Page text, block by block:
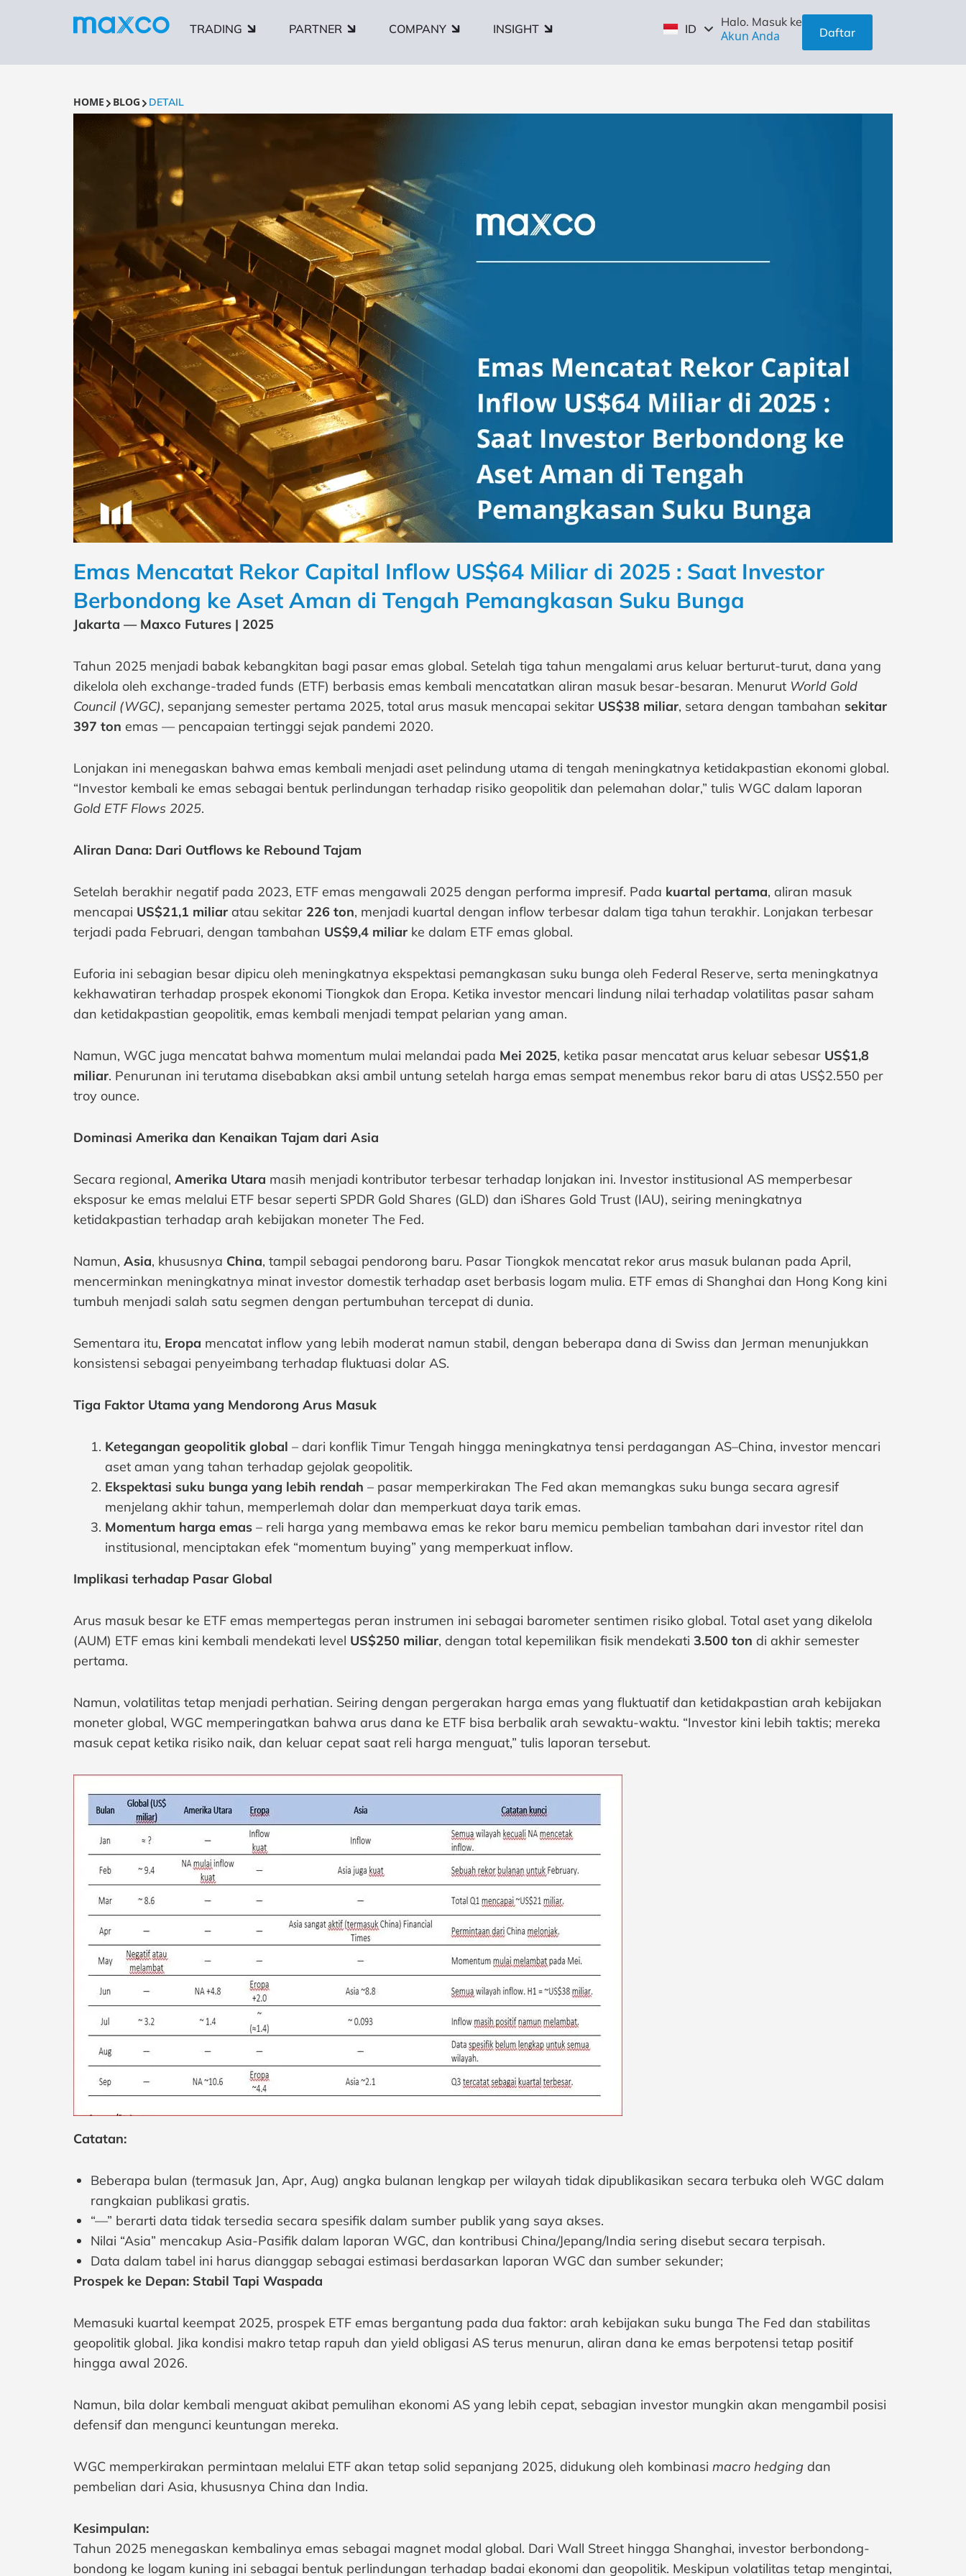
TRADING PARTNER COMPANY INSIGHT ID
ZH
Halo. Masuk ke
Akun Anda Daftar
HOME BLOG DETAIL
Emas Mencatat Rekor Capital Inflow US$64 Miliar di 2025 : Saat Investor
Berbondong ke Aset Aman di Tengah Pemangkasan Suku Bunga
Jakarta — Maxco Futures | 2025
Tahun 2025 menjadi babak kebangkitan bagi pasar emas global. Setelah tiga tahun mengalami arus keluar berturut-turut, dana yang
dikelola oleh exchange-traded funds (ETF) berbasis emas kembali mencatatkan aliran masuk besar-besaran. Menurut World Gold
Council (WGC), sepanjang semester pertama 2025, total arus masuk mencapai sekitar US$38 miliar, setara dengan tambahan sekitar
397 ton emas — pencapaian tertinggi sejak pandemi 2020.
Lonjakan ini menegaskan bahwa emas kembali menjadi aset pelindung utama di tengah meningkatnya ketidakpastian ekonomi global.
“Investor kembali ke emas sebagai bentuk perlindungan terhadap risiko geopolitik dan pelemahan dolar,” tulis WGC dalam laporan
Gold ETF Flows 2025.
Aliran Dana: Dari Outflows ke Rebound Tajam
Setelah berakhir negatif pada 2023, ETF emas mengawali 2025 dengan performa impresif. Pada kuartal pertama, aliran masuk
mencapai US$21,1 miliar atau sekitar 226 ton, menjadi kuartal dengan inflow terbesar dalam tiga tahun terakhir. Lonjakan terbesar
terjadi pada Februari, dengan tambahan US$9,4 miliar ke dalam ETF emas global.
Euforia ini sebagian besar dipicu oleh meningkatnya ekspektasi pemangkasan suku bunga oleh Federal Reserve, serta meningkatnya
kekhawatiran terhadap prospek ekonomi Tiongkok dan Eropa. Ketika investor mencari lindung nilai terhadap volatilitas pasar saham
dan ketidakpastian geopolitik, emas kembali menjadi tempat pelarian yang aman.
Namun, WGC juga mencatat bahwa momentum mulai melandai pada Mei 2025, ketika pasar mencatat arus keluar sebesar US$1,8
miliar. Penurunan ini terutama disebabkan aksi ambil untung setelah harga emas sempat menembus rekor baru di atas US$2.550 per
troy ounce.
Dominasi Amerika dan Kenaikan Tajam dari Asia
Secara regional, Amerika Utara masih menjadi kontributor terbesar terhadap lonjakan ini. Investor institusional AS memperbesar
eksposur ke emas melalui ETF besar seperti SPDR Gold Shares (GLD) dan iShares Gold Trust (IAU), seiring meningkatnya
ketidakpastian terhadap arah kebijakan moneter The Fed.
Namun, Asia, khususnya China, tampil sebagai pendorong baru. Pasar Tiongkok mencatat rekor arus masuk bulanan pada April,
mencerminkan meningkatnya minat investor domestik terhadap aset berbasis logam mulia. ETF emas di Shanghai dan Hong Kong kini
tumbuh menjadi salah satu segmen dengan pertumbuhan tercepat di dunia.
Sementara itu, Eropa mencatat inflow yang lebih moderat namun stabil, dengan beberapa dana di Swiss dan Jerman menunjukkan
konsistensi sebagai penyeimbang terhadap fluktuasi dolar AS.
Tiga Faktor Utama yang Mendorong Arus Masuk
Ketegangan geopolitik global – dari konflik Timur Tengah hingga meningkatnya tensi perdagangan AS–China, investor mencari
aset aman yang tahan terhadap gejolak geopolitik.
Ekspektasi suku bunga yang lebih rendah – pasar memperkirakan The Fed akan memangkas suku bunga secara agresif
menjelang akhir tahun, memperlemah dolar dan memperkuat daya tarik emas.
Momentum harga emas – reli harga yang membawa emas ke rekor baru memicu pembelian tambahan dari investor ritel dan
institusional, menciptakan efek “momentum buying” yang memperkuat inflow.
Implikasi terhadap Pasar Global
Arus masuk besar ke ETF emas mempertegas peran instrumen ini sebagai barometer sentimen risiko global. Total aset yang dikelola
(AUM) ETF emas kini kembali mendekati level US$250 miliar, dengan total kepemilikan fisik mendekati 3.500 ton di akhir semester
pertama.
Namun, volatilitas tetap menjadi perhatian. Seiring dengan pergerakan harga emas yang fluktuatif dan ketidakpastian arah kebijakan
moneter global, WGC memperingatkan bahwa arus dana ke ETF bisa berbalik arah sewaktu-waktu. “Investor kini lebih taktis; mereka
masuk cepat ketika risiko naik, dan keluar cepat saat reli harga menguat,” tulis laporan tersebut.
Catatan:
Beberapa bulan (termasuk Jan, Apr, Aug) angka bulanan lengkap per wilayah tidak dipublikasikan secara terbuka oleh WGC dalam
rangkaian publikasi gratis.
“—” berarti data tidak tersedia secara spesifik dalam sumber publik yang saya akses.
Nilai “Asia” mencakup Asia-Pasifik dalam laporan WGC, dan kontribusi China/Jepang/India sering disebut secara terpisah.
Data dalam tabel ini harus dianggap sebagai estimasi berdasarkan laporan WGC dan sumber sekunder;
Prospek ke Depan: Stabil Tapi Waspada
Memasuki kuartal keempat 2025, prospek ETF emas bergantung pada dua faktor: arah kebijakan suku bunga The Fed dan stabilitas
geopolitik global. Jika kondisi makro tetap rapuh dan yield obligasi AS terus menurun, aliran dana ke emas berpotensi tetap positif
hingga awal 2026.
Namun, bila dolar kembali menguat akibat pemulihan ekonomi AS yang lebih cepat, sebagian investor mungkin akan mengambil posisi
defensif dan mengunci keuntungan mereka.
WGC memperkirakan permintaan melalui ETF akan tetap solid sepanjang 2025, didukung oleh kombinasi macro hedging dan
pembelian dari Asia, khususnya China dan India.
Kesimpulan:
Tahun 2025 menegaskan kembalinya emas sebagai magnet modal global. Dari Wall Street hingga Shanghai, investor berbondong-
bondong ke logam kuning ini sebagai bentuk perlindungan terhadap badai ekonomi dan geopolitik. Meskipun volatilitas tetap mengintai,